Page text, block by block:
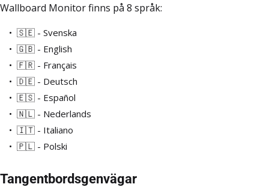
Wallboard Monitor finns på 8 språk:
🇸🇪 - Svenska
🇬🇧 - English
🇫🇷 - Français
🇩🇪 - Deutsch
🇪🇸 - Español
🇳🇱 - Nederlands
🇮🇹 - Italiano
🇵🇱 - Polski
Tangentbordsgenvägar